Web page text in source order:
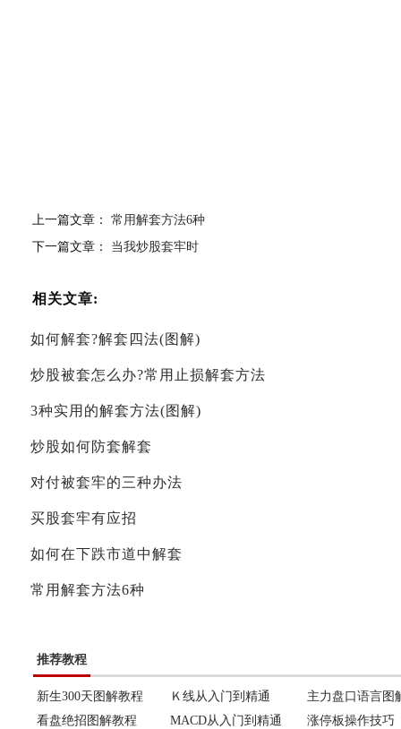
上一篇文章： 常用解套方法6种
下一篇文章： 当我炒股套牢时
相关文章:
如何解套?解套四法(图解)
炒股被套怎么办?常用止损解套方法
3种实用的解套方法(图解)
炒股如何防套解套
对付被套牢的三种办法
买股套牢有应招
如何在下跌市道中解套
常用解套方法6种